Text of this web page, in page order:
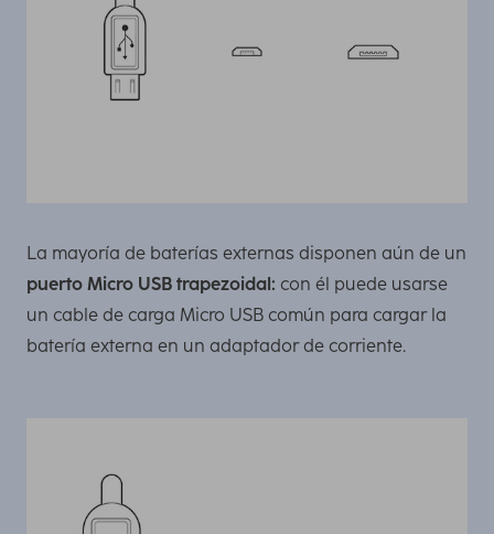
La mayoría de baterías externas disponen aún de un
puerto Micro USB trapezoidal: con él puede usarse
un cable de carga Micro USB común para cargar la
batería externa en un adaptador de corriente.